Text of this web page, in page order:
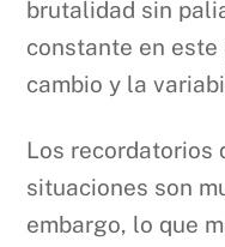
brutalidad sin
constante en
cambio y la
Los recordatorios
situaciones son
embargo, lo que